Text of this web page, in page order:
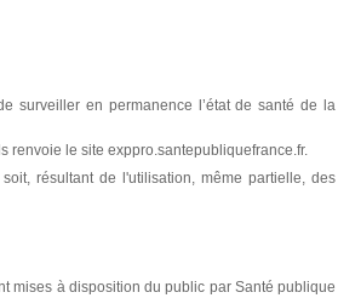
surveiller en permanence l’état de santé de la
renvoie le site exppro.santepubliquefrance.fr.
résultant de l'utilisation, même partielle, des
mises à disposition du public par Santé publique